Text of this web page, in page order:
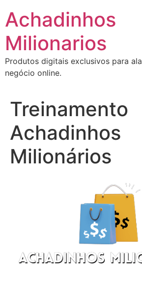
para
conteúdo
Achadinhos
Milionarios
Produtos digitais exclusivos para
negócio online.
Treinamento
Achadinhos
Milionários